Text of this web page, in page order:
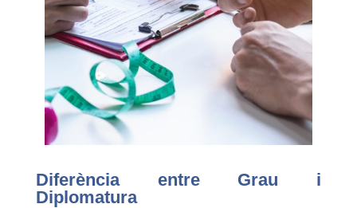
Diferència entre Grau i
Diplomatura